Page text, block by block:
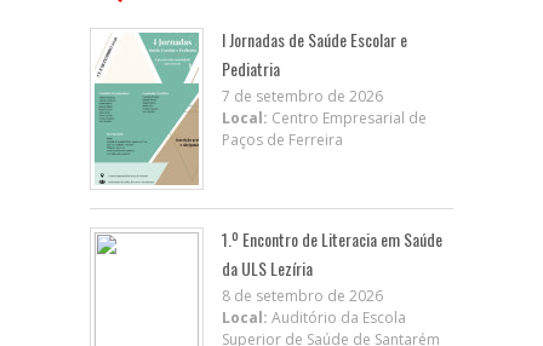
I Jornadas de Saúde Escolar e
Pediatria
7 de setembro de 2026
Local: Centro Empresarial de
Paços de Ferreira
1.º Encontro de Literacia em Saúde
da ULS Lezíria
8 de setembro de 2026
Local: Auditório da Escola
Superior de Saúde de Santarém